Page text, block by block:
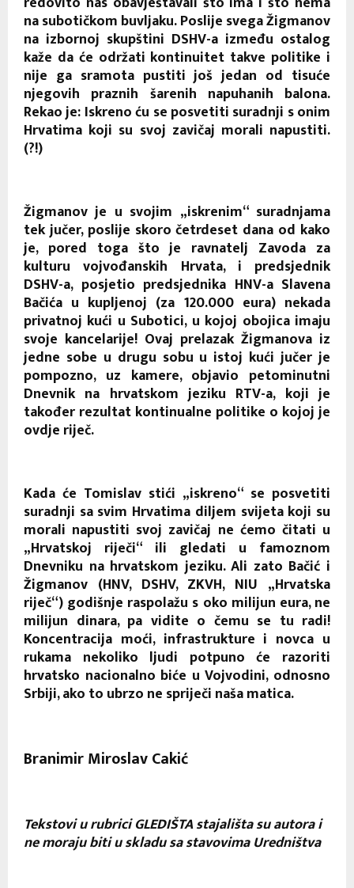
na subotičkom buvljaku. Poslije svega Žigmanov
na izbornoj skupštini DSHV-a između ostalog
kaže da će održati kontinuitet takve politike i
nije ga sramota pustiti još jedan od tisuće
njegovih praznih šarenih napuhanih balona.
Rekao je: Iskreno ću se posvetiti suradnji s onim
Hrvatima koji su svoj zavičaj morali napustiti.
(?!)
Žigmanov je u svojim „iskrenim“ suradnjama
tek jučer, poslije skoro četrdeset dana od kako
je, pored toga što je ravnatelj Zavoda za
kulturu vojvođanskih Hrvata, i predsjednik
DSHV-a, posjetio predsjednika HNV-a Slavena
Bačića u kupljenoj (za 120.000 eura) nekada
privatnoj kući u Subotici, u kojoj obojica imaju
svoje kancelarije! Ovaj prelazak Žigmanova iz
jedne sobe u drugu sobu u istoj kući jučer je
pompozno, uz kamere, objavio petominutni
Dnevnik na hrvatskom jeziku RTV-a, koji je
također rezultat kontinualne politike o kojoj je
ovdje riječ.
Kada će Tomislav stići „iskreno“ se posvetiti
suradnji sa svim Hrvatima diljem svijeta koji su
morali napustiti svoj zavičaj ne ćemo čitati u
„Hrvatskoj riječi“ ili gledati u famoznom
Dnevniku na hrvatskom jeziku. Ali zato Bačić i
Žigmanov (HNV, DSHV, ZKVH, NIU „Hrvatska
riječ“) godišnje raspolažu s oko milijun eura, ne
milijun dinara, pa vidite o čemu se tu radi!
Koncentracija moći, infrastrukture i novca u
rukama nekoliko ljudi potpuno će razoriti
hrvatsko nacionalno biće u Vojvodini, odnosno
Srbiji, ako to ubrzo ne spriječi naša matica.
Branimir Miroslav Cakić
Tekstovi u rubrici GLEDIŠTA stajališta su autora i
ne moraju biti u skladu sa stavovima Uredništva